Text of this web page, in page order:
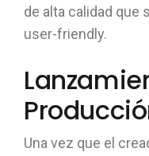
de alta calidad que
user-friendly.
Una vez que el